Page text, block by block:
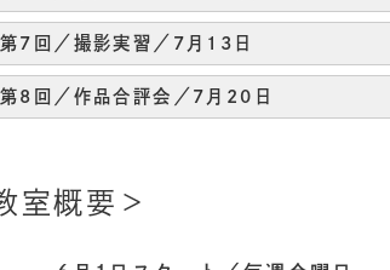
第7回／撮影実習／7月13日
第8回／作品合評会／7月20日
室概要＞